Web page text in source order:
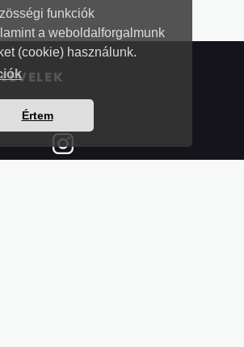
funkciók
a weboldalforgalmunk
(cookie) használunk.
Értem